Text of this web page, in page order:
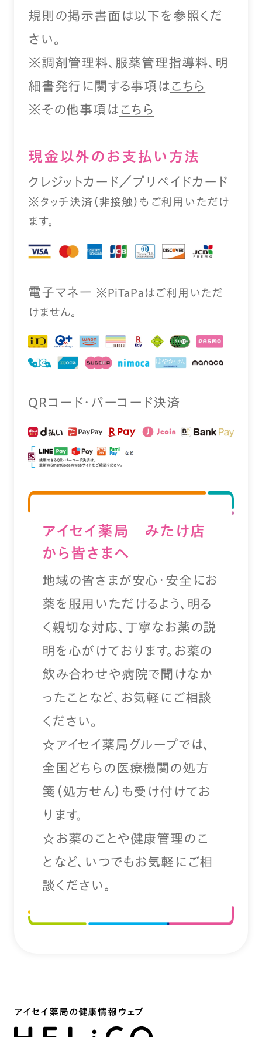
規則の掲示書面は以下を参照くだ
さい。
※調剤管理料、服薬管理指導料、明
細書発行に関する事項は こちら
※その他事項は こちら
現⾦以外のお⽀払い⽅法
クレジットカード／プリペイドカード
※タッチ決済（⾮接触）もご利⽤いただけ
ます。
電⼦マネー ※PiTaPaはご利⽤いただ
けません。
QRコード・バーコード決済
アイセイ薬局 みたけ店
から皆さまへ
地域の皆さまが安心・安全にお
薬を服用いただけるよう、明る
く親切な対応、丁寧なお薬の説
明を心がけております。お薬の
飲み合わせや病院で聞けなか
ったことなど、お気軽にご相談
ください。
☆アイセイ薬局グループでは、
全国どちらの医療機関の処方
箋（処方せん）も受け付けてお
ります。
☆お薬のことや健康管理のこ
となど、いつでもお気軽にご相
談ください。
アイセイ薬局の健康情報ウェブ